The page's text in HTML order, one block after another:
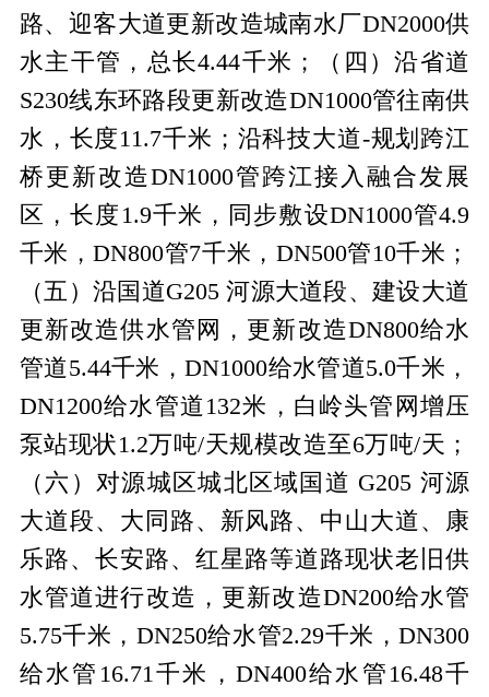
路、迎客大道更新改造城南水厂DN2000供
水主干管，总长4.44千米；（四）沿省道
S230线东环路段更新改造DN1000管往南供
水，长度11.7千米；沿科技大道-规划跨江
桥更新改造DN1000管跨江接入融合发展
区，长度 1.9千米，同步敷设DN1000管4.9
千米，DN800管7千米， DN500管10千米；
（五）沿国道G205河源大道段、建设大道
更新改造供水管网，更新改造DN800给水
管道5.44千米，DN1000给水管道5.0千米，
DN1200给水管道132米，白岭头管网增压
泵站现状1.2万吨/天规模改造至6万吨/天；
（六）对源城区城北区域国道 G205 河源
大道段、大同路、新风路、中山大道、康
乐路、长安路、红星路等道路现状老旧供
水管道进行改造，更新改造DN200给水管
5.75千米， DN250给水管2.29千米，DN300
给水管 16.71 千米， DN400给水管 16.48千